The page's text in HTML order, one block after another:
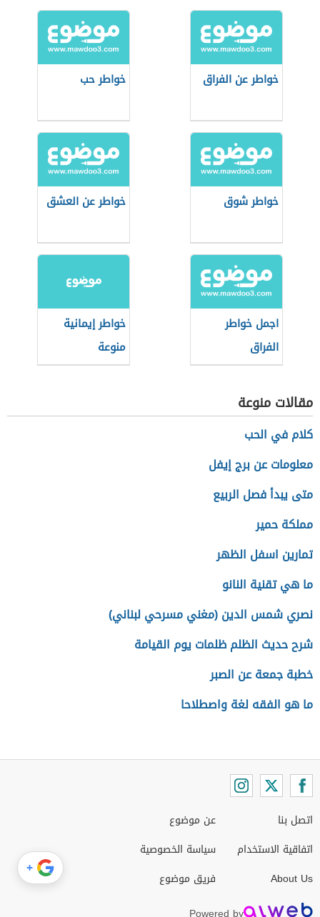
خواطر عن الفراق خواطر حب
خواطر شوق خواطر عن العشق
اجمل خواطر
الفراق
خواطر إيمانية
منوعة
مقالات منوعة
كلام في الحب
معلومات عن برج إيفل
متى يبدأ فصل الربيع
مملكة حمير
تمارين اسفل الظهر
ما هي تقنية النانو
نصري شمس الدين (مغني مسرحي لبناني)
شرح حديث الظلم ظلمات يوم القيامة
خطبة جمعة عن الصبر
ما هو الفقه لغة واصطلاحا
اتصل بنا
اتفاقية الاستخدام
About Us
عن موضوع
سياسة الخصوصية
فريق موضوع
+